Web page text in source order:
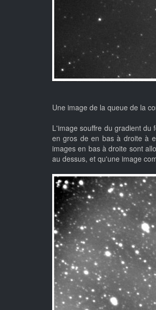
Une image de la queue de la
L'image souffre du gradient
en gros de en bas à droite à
images en bas à droite sont
au dessus, et qu'une image